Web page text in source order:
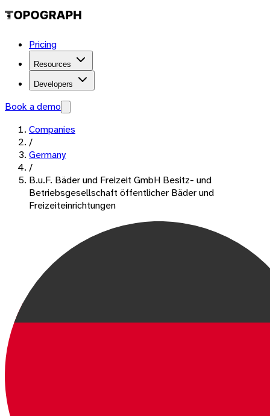
Pricing
Resources
Developers
Book a demo
Companies
/
Germany
/
B.u.F. Bäder und Freizeit GmbH Besitz- und
Betriebsgesellschaft öffentlicher Bäder und
Freizeiteinrichtungen